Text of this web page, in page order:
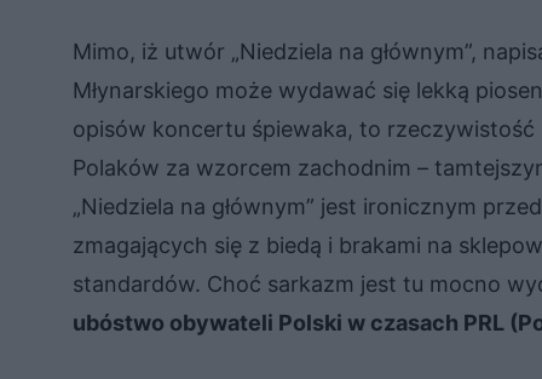
Mimo, iż utwór „Niedziela na głównym”,
Młynarskiego może wydawać się lekką
opisów koncertu śpiewaka, to
Polaków za wzorcem zachodnim –
„Niedziela na głównym” jest ironicznym
zmagających się z biedą i brakami na
standardów. Choć sarkazm jest tu mocno
ubóstwo obywateli Polski w czasach PRL